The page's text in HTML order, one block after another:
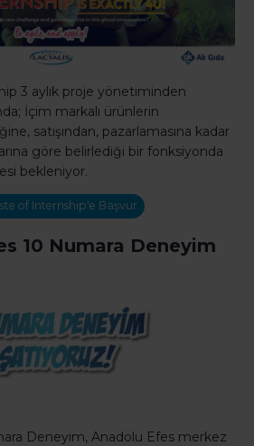
3 aylık proje yönetiminden
İçim markalı ürünlerin
satışından, pazarlamasına kadar
göre belirlediği bir fonksiyonda
bekleniyor.
of Internship'e Başvur
10 Numara Deneyim
Deneyim, Anadolu Efes merkez